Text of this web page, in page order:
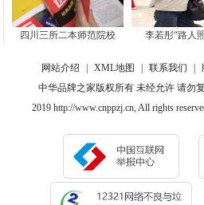
四川三所二本师范院校 李若彤“路人
网站介绍 XML地图 联系我们
中华品牌之家版权所有 未经允许 请勿
2019 http://www.cnppzj.cn, All rights